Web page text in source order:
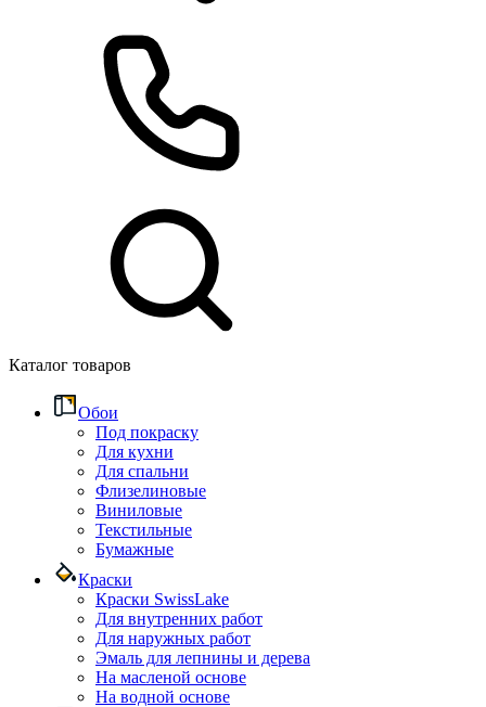
Каталог товаров
Обои
Под покраску
Для кухни
Для спальни
Флизелиновые
Виниловые
Текстильные
Бумажные
Краски
Краски SwissLake
Для внутренних работ
Для наружных работ
Эмаль для лепнины и дерева
На масленой основе
На водной основе